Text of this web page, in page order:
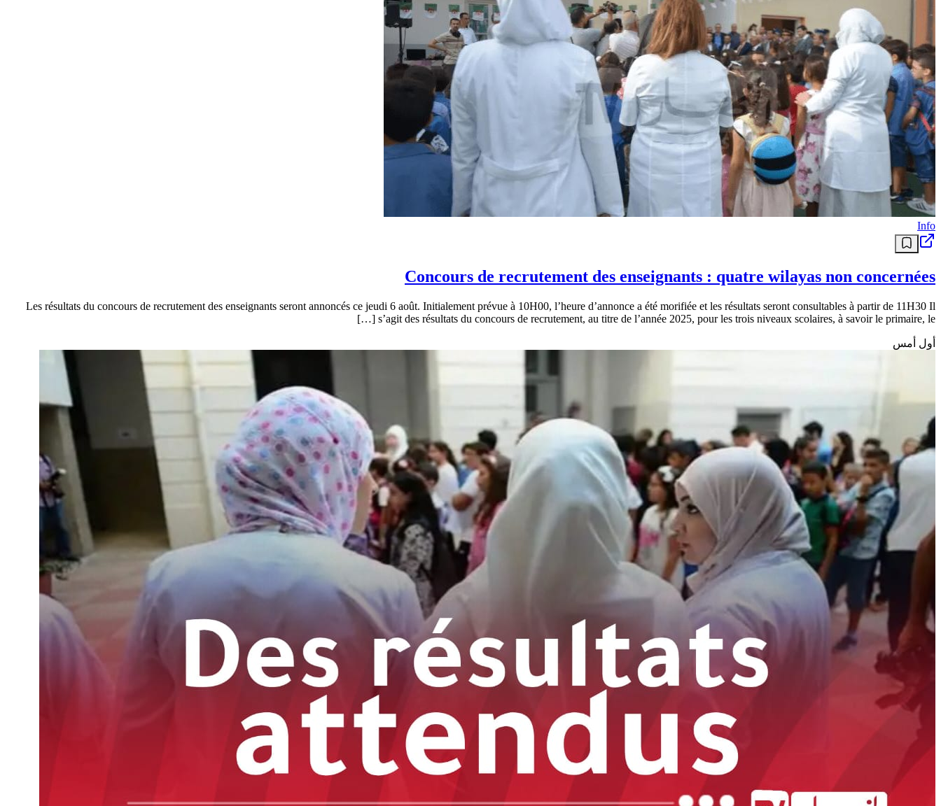
Info
Concours de recrutement des enseignants : quatre wilayas non concernées
Les résultats du concours de recrutement des enseignants seront annoncés ce jeudi 6 août. Initialement prévue à 10H00, l’heure d’annonce a été morifiée et les résultats seront consultables à partir de 11H30 Il
s’agit des résultats du concours de recrutement, au titre de l’année 2025, pour les trois niveaux scolaires, à savoir le primaire, le […]
أول أمس